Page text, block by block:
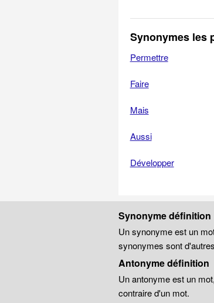
Synonymes les
Permettre
Faire
Mais
Aussi
Développer
Synonyme définition
Un synonyme est un
synonymes sont
Antonyme définition
Un antonyme est un
contraire d'un mot.